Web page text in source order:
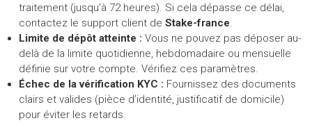
traitement (jusqu’à 72 heures). Si cela dépasse ce délai,
contactez le support client de Stake-france.
Limite de dépôt atteinte : Vous ne pouvez pas déposer au-
delà de la limite quotidienne, hebdomadaire ou mensuelle
définie sur votre compte. Vérifiez ces paramètres.
Échec de la vérification KYC : Fournissez des documents
clairs et valides (pièce d’identité, justificatif de domicile)
pour éviter les retards.